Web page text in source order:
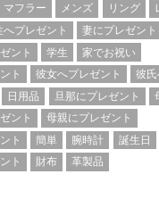
マフラー メンズ リング
へプレゼント
妻にプレゼント
ント
学生
家でお祝い
ト
彼女へプレゼント
彼
日用品 旦那にプレゼント
ント
母親にプレゼント
ト
簡単 腕時計
誕生日
ト
財布 革製品